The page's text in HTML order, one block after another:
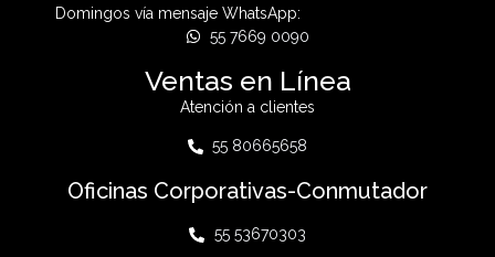
Domingos vía mensaje WhatsApp:
55 7669 0090
Ventas en Línea
Atención a clientes
55 80665658
Oficinas Corporativas-Conmutador
55 53670303